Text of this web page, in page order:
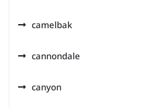
camelbak
cannondale
canyon